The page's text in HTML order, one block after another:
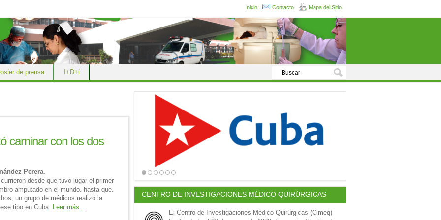
Inicio Contacto Mapa del Sitio
de prensa I+D+i
caminar con los dos
Perera.
desde que tuvo lugar el primer
amputado en el mundo, hasta que,
un grupo de médicos realizó la
tipo en Cuba. Leer más…
CENTRO DE INVESTIGACIONES MÉDICO QUIRÚRGICAS
El Centro de Investigaciones Médico Quirúrgicas (Cimeq)